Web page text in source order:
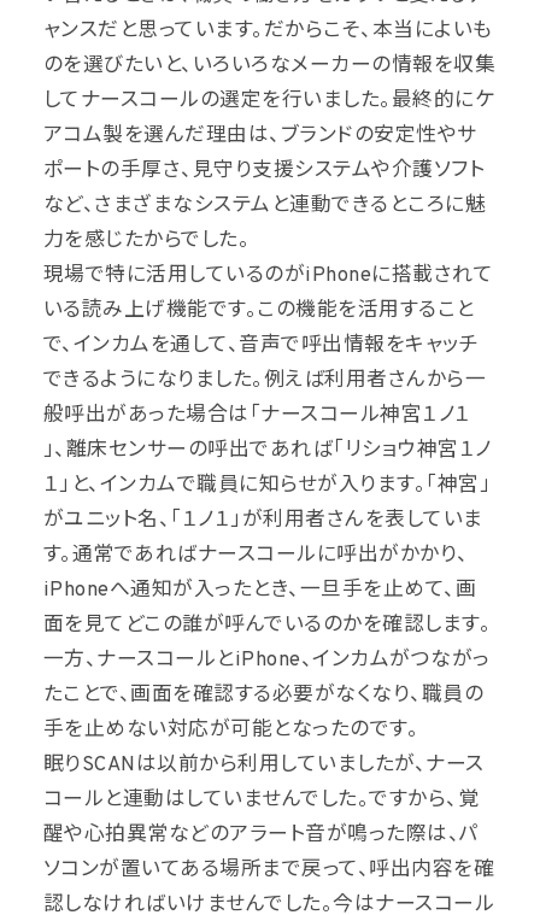
ャンスだと思っています。だからこそ、本当によいも
のを選びたいと、いろいろなメーカーの情報を収集
してナースコールの選定を行いました。最終的にケ
アコム製を選んだ理由は、ブランドの安定性やサ
ポートの手厚さ、見守り支援システムや介護ソフト
など、さまざまなシステムと連動できるところに魅
力を感じたからでした。
現場で特に活用しているのがiPhoneに搭載されて
いる読み上げ機能です。この機能を活用すること
で、インカムを通して、音声で呼出情報をキャッチ
できるようになりました。例えば利用者さんから一
般呼出があった場合は「ナースコール神宮１ノ１
」、離床センサーの呼出であれば「リショウ神宮１ノ
１」と、インカムで職員に知らせが入ります。「神宮」
がユニット名、「１ノ１」が利用者さんを表していま
す。通常であればナースコールに呼出がかかり、
iPhoneへ通知が入ったとき、一旦手を止めて、画
面を見てどこの誰が呼んでいるのかを確認します。
一方、ナースコールとiPhone、インカムがつながっ
たことで、画面を確認する必要がなくなり、職員の
手を止めない対応が可能となったのです。
眠りSCANは以前から利用していましたが、ナース
コールと連動はしていませんでした。ですから、覚
醒や心拍異常などのアラート音が鳴った際は、パ
ソコンが置いてある場所まで戻って、呼出内容を確
認しなければいけませんでした。今はナースコール